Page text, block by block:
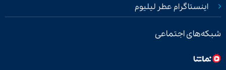
اینستاگرام عطر لیلیوم
شبکه‌های اجتماعی